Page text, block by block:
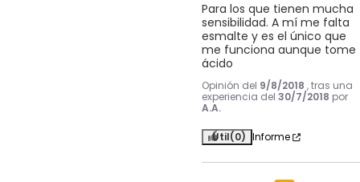
Para los que tienen mucha
sensibilidad. A mí me falta
esmalte y es el único que
me funciona aunque tome
ácido
Opinión del 9/8/2018 , tras una
experiencia del 30/7/2018 por
A.A.
Útil(0) Informe